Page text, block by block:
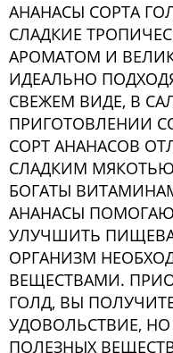
АНАНАСЫ СОРТА
СЛАДКИЕ
АРОМАТОМ И
ИДЕАЛЬНО
СВЕЖЕМ ВИДЕ, В
ПРИГОТОВЛЕНИИ
СОРТ АНАНАСОВ
СЛАДКИМ
БОГАТЫ
АНАНАСЫ
УЛУЧШИТЬ
ОРГАНИЗМ
ВЕЩЕСТВАМИ.
ГОЛД, ВЫ
УДОВОЛЬСТВИЕ,
ПОЛЕЗНЫХ